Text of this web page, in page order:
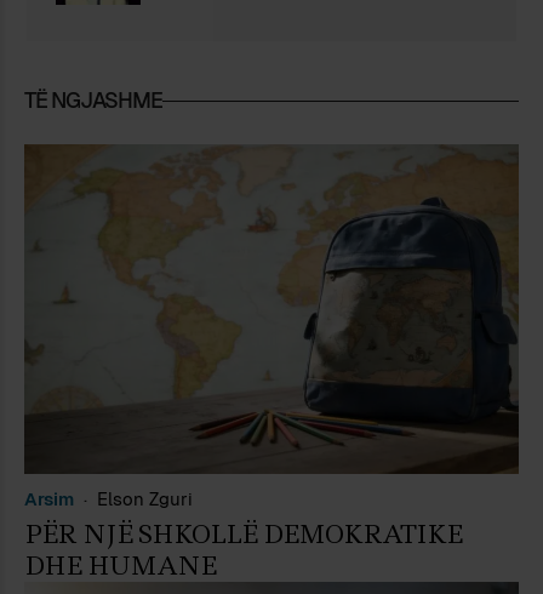
TË NGJASHME
Arsim Elson Zguri
PËR NJË SHKOLLË DEMOKRATIKE
DHE HUMANE